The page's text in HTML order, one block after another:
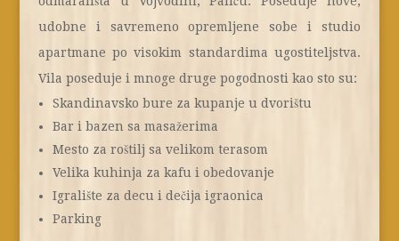
udobne i savremeno opremljene sobe i studio
apartmane po visokim standardima ugostiteljstva.
Vila poseduje i mnoge druge pogodnosti kao sto su:
Skandinavsko bure za kupanje u dvorištu
Bar i bazen sa masažerima
Mesto za roštilj sa velikom terasom
Velika kuhinja za kafu i obedovanje
Igralište za decu i dečija igraonica
Parking